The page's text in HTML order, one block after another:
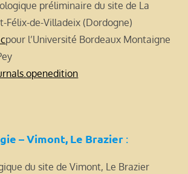
préliminaire du site de La
Félix-de-Villadeix (Dordogne)
pour l’Université Bordeaux Montaigne
– Vimont, Le Brazier :
du site de Vimont, Le Brazier